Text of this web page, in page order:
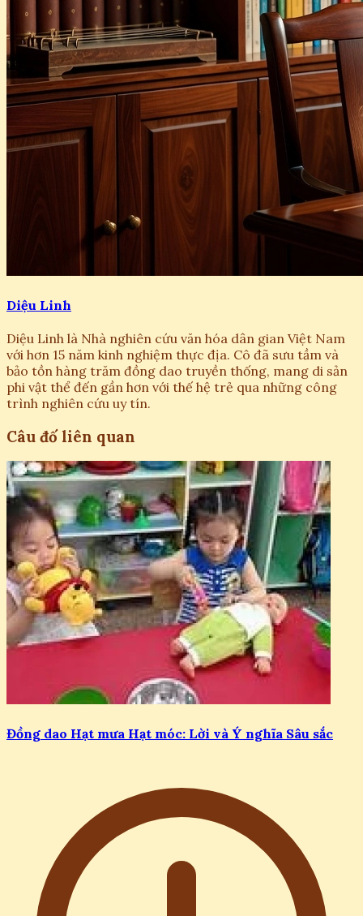
Diệu Linh
Diệu Linh là Nhà nghiên cứu văn hóa dân gian Việt Nam
với hơn 15 năm kinh nghiệm thực địa. Cô đã sưu tầm và
bảo tồn hàng trăm đồng dao truyền thống, mang di sản
phi vật thể đến gần hơn với thế hệ trẻ qua những công
trình nghiên cứu uy tín.
Câu đố liên quan
Đồng dao Hạt mưa Hạt móc: Lời và Ý nghĩa Sâu sắc